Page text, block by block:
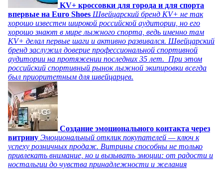
KV+ кроссовки для города и для спорта
впервые на Euro Shoes Швейцарский бренд KV+ не так
хорошо известен широкой российской аудитории, но его
хорошо знают в мире лыжного спорта, ведь именно там
KV+ делал первые шаги и активно развивался. Швейцарский
бренд заслужил доверие профессиональной спортивной
аудитории на протяжении последних 35 лет. При этом
российский спортивный рынок лыжной экипировки всегда
был приоритетным для швейцарцев.
Создание эмоционального контакта через
витрину Эмоциональный отклик покупателей — ключ к
успеху розничных продаж. Витрины способны не только
привлекать внимание, но и вызывать эмоции: от радости и
ностальгии до чувства принадлежности и желания